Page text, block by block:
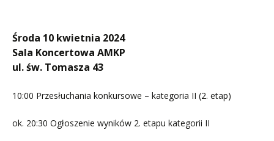
Środa 10 kwietnia 2024
Sala Koncertowa AMKP
ul. św. Tomasza 43
10:00 Przesłuchania konkursowe – kategoria II (2. etap)
ok. 20:30 Ogłoszenie wyników 2. etapu kategorii II